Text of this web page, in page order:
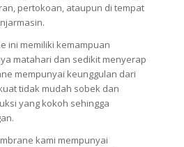
pertokoan, ataupun di tempat
ini memiliki kemampuan
matahari dan sedikit menyerap
mempunyai keunggulan dari
tidak mudah sobek dan
yang kokoh sehingga
kami mempunyai